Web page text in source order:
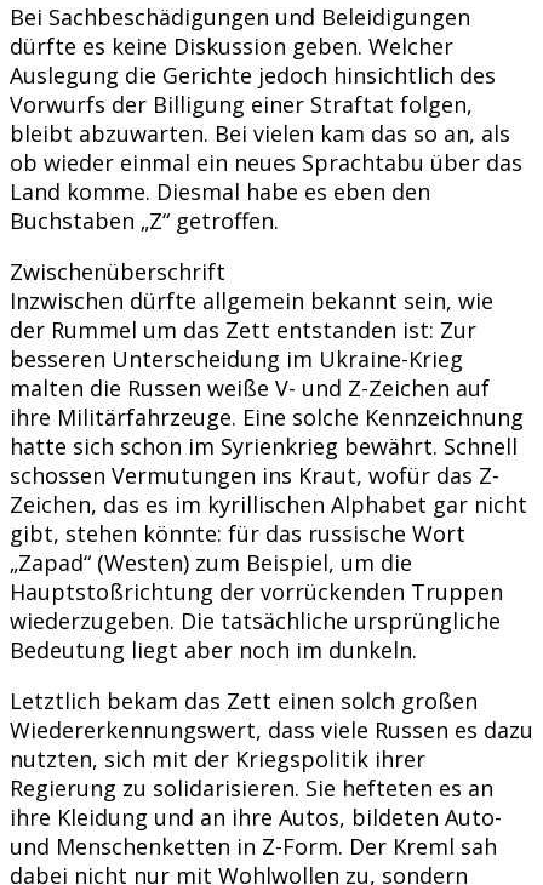
Bei Sachbeschädigungen und Beleidigungen
dürfte es keine Diskussion geben. Welcher
Auslegung die Gerichte jedoch hinsichtlich des
Vorwurfs der Billigung einer Straftat folgen,
bleibt abzuwarten. Bei vielen kam das so an, als
ob wieder einmal ein neues Sprachtabu über das
Land komme. Diesmal habe es eben den
Buchstaben „Z“ getroffen.
Zwischenüberschrift
Inzwischen dürfte allgemein bekannt sein, wie
der Rummel um das Zett entstanden ist: Zur
besseren Unterscheidung im Ukraine-Krieg
malten die Russen weiße V- und Z-Zeichen auf
ihre Militärfahrzeuge. Eine solche Kennzeichnung
hatte sich schon im Syrienkrieg bewährt. Schnell
schossen Vermutungen ins Kraut, wofür das Z-
Zeichen, das es im kyrillischen Alphabet gar nicht
gibt, stehen könnte: für das russische Wort
„Zapad“ (Westen) zum Beispiel, um die
Hauptstoßrichtung der vorrückenden Truppen
wiederzugeben. Die tatsächliche ursprüngliche
Bedeutung liegt aber noch im dunkeln.
Letztlich bekam das Zett einen solch großen
Wiedererkennungswert, dass viele Russen es dazu
nutzten, sich mit der Kriegspolitik ihrer
Regierung zu solidarisieren. Sie hefteten es an
ihre Kleidung und an ihre Autos, bildeten Auto-
und Menschenketten in Z-Form. Der Kreml sah
dabei nicht nur mit Wohlwollen zu, sondern